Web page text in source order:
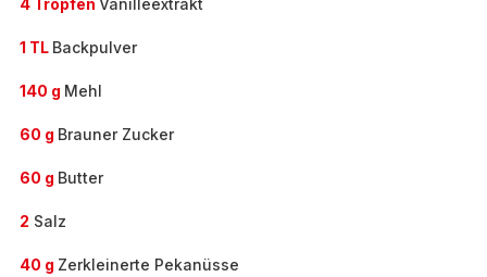
4 Tropfen Vanilleextrakt
1 TL Backpulver
140 g Mehl
60 g Brauner Zucker
60 g Butter
2 Salz
40 g Zerkleinerte Pekanüsse